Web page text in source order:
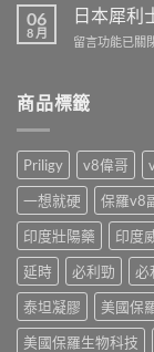
哪
些
實
話
說〉
功
效
解
師
怎
麼
挑〉
中
陽
藥
價
公
教
你
算
單
顆
成
本〉
中
06
8 月
日本犀利
在
犀
利
免
方
開
賣！
藥
師
教
你
台
灣
留言功能已關
商品標籤
Priligy v8偉哥
一想就硬
保羅v8
印度壯陽藥
印度
延時
必利勁 必
泰坦凝膠
美國保
美國保羅生物科技